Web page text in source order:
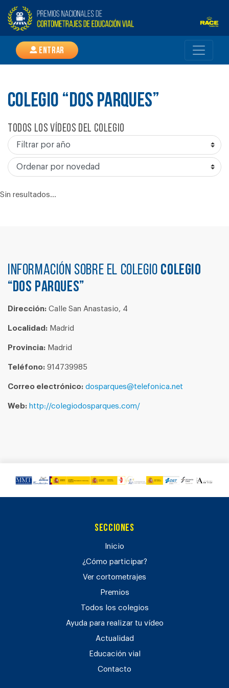
Entrar
COLEGIO “DOS PARQUES”
Todos los vídeos del colegio
Sin resultados...
Información sobre el colegio COLEGIO
“DOS PARQUES”
Dirección: Calle San Anastasio, 4
Localidad: Madrid
Provincia: Madrid
Teléfono: 914739985
Correo electrónico: dosparques@telefonica.net
Web: http://colegiodosparques.com/
Secciones
Inicio
¿Cómo participar?
Ver cortometrajes
Premios
Todos los colegios
Ayuda para realizar tu vídeo
Actualidad
Educación vial
Contacto